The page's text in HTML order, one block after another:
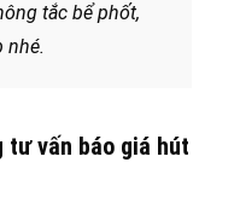
tắc bể phốt,
nhé.
tư vấn báo giá hút